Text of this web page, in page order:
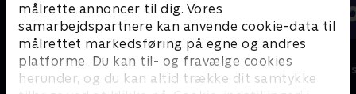
målrette annoncer til dig. Vores
samarbejdspartnere kan anvende cookie-data til
målrettet markedsføring på egne og andres
platforme. Du kan til- og fravælge cookies
herunder, og du kan altid trække dit samtykke
Vicke Viking
Børneserier • 1 sæsoner
Olly & Lea
Børneserier • 1